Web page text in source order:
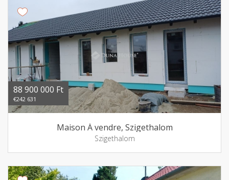
88 900 000 Ft
€242 631
Maison Á vendre, Szigethalom
Szigethalom